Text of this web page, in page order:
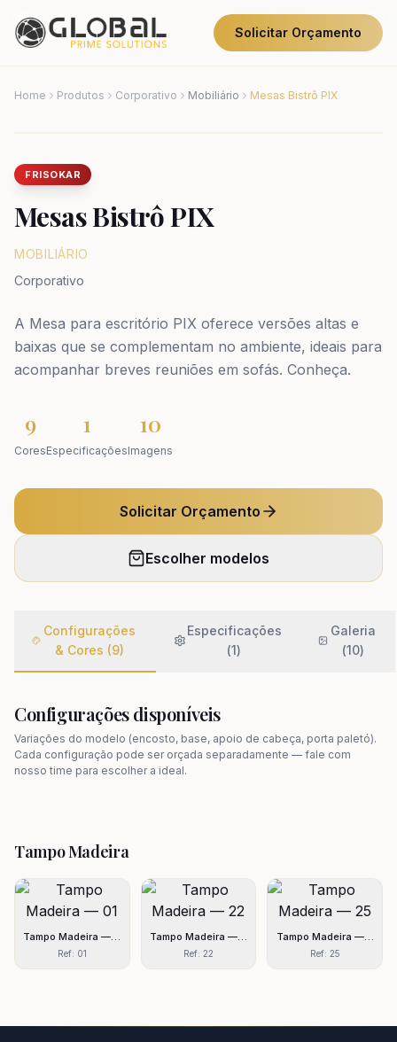
Solicitar Orçamento
Home Produtos Corporativo Mobiliário Mesas Bistrô PIX
FRISOKAR
Mesas Bistrô PIX
MOBILIÁRIO
Corporativo
A Mesa para escritório PIX oferece versões altas e
baixas que se complementam no ambiente, ideais para
acompanhar breves reuniões em sofás. Conheça.
9
Cores
1
Especificações
10
Imagens
Solicitar Orçamento
Escolher modelos
Configurações
& Cores (9)
Especificações
(1)
Galeria
(10)
Configurações disponíveis
Variações do modelo (encosto, base, apoio de cabeça, porta paletó).
Cada configuração pode ser orçada separadamente — fale com
nosso time para escolher a ideal.
Tampo Madeira
Tampo Madeira — 01
Ref: 01
Tampo Madeira — 22
Ref: 22
Tampo Madeira — 25
Ref: 25